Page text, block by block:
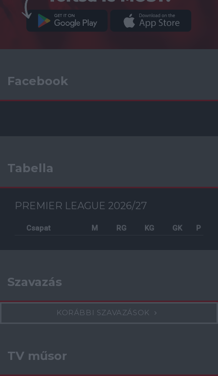
Facebook
Tabella
PREMIER LEAGUE 2026/27
Csapat M RG KG GK P
Szavazás
KORÁBBI SZAVAZÁSOK
TV műsor